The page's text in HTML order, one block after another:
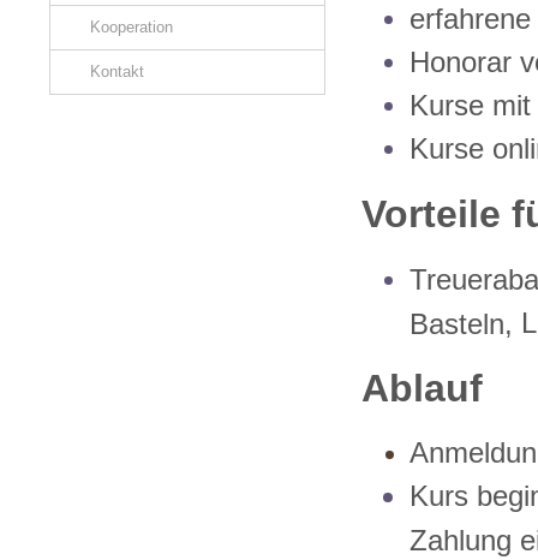
Kooperation
Kontakt
Honorar
Kurse
Kurse
Vorteile
Basteln,
Ablauf
Kurs
Zahlung